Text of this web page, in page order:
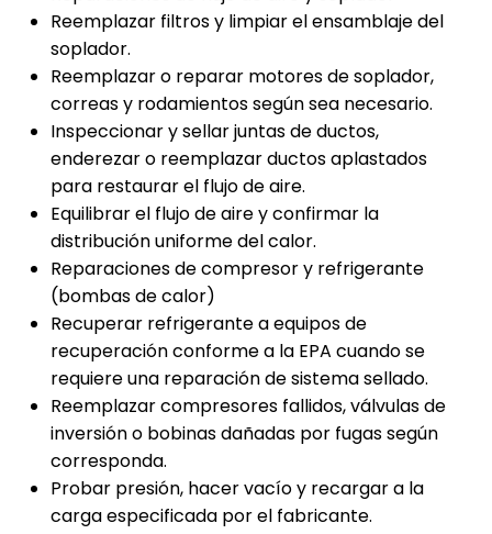
Reemplazar filtros y limpiar el ensamblaje del
soplador.
Reemplazar o reparar motores de soplador,
correas y rodamientos según sea necesario.
Inspeccionar y sellar juntas de ductos,
enderezar o reemplazar ductos aplastados
para restaurar el flujo de aire.
Equilibrar el flujo de aire y confirmar la
distribución uniforme del calor.
Reparaciones de compresor y refrigerante
(bombas de calor)
Recuperar refrigerante a equipos de
recuperación conforme a la EPA cuando se
requiere una reparación de sistema sellado.
Reemplazar compresores fallidos, válvulas de
inversión o bobinas dañadas por fugas según
corresponda.
Probar presión, hacer vacío y recargar a la
carga especificada por el fabricante.